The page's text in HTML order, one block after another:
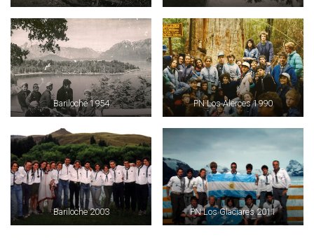
Bariloche 1954 PN Los Alerces 1990
Bariloche 2003 PN Los Glaciares 2011